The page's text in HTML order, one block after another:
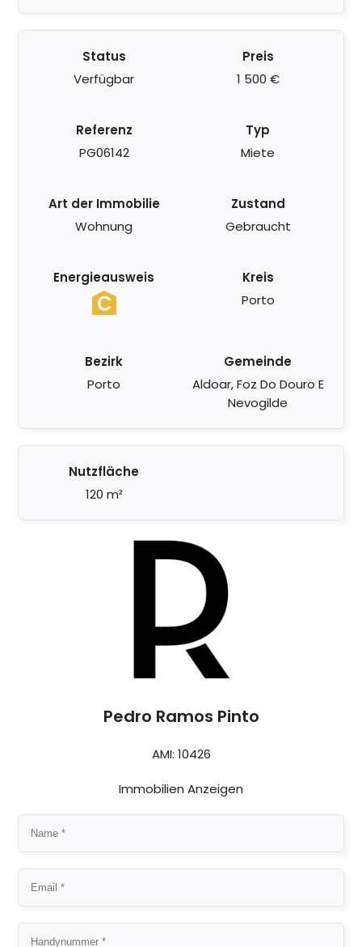
Status
Verfügbar
Preis
1 500 €
Referenz
PG06142
Typ
Miete
Art der Immobilie
Wohnung
Zustand
Gebraucht
Energieausweis
Kreis
Porto
Bezirk
Porto
Gemeinde
Aldoar, Foz Do Douro E
Nevogilde
Nutzfläche
120 m²
Pedro Ramos Pinto
AMI: 10426
Immobilien Anzeigen